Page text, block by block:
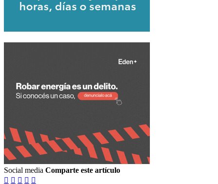
Social media Comparte este artículo
    